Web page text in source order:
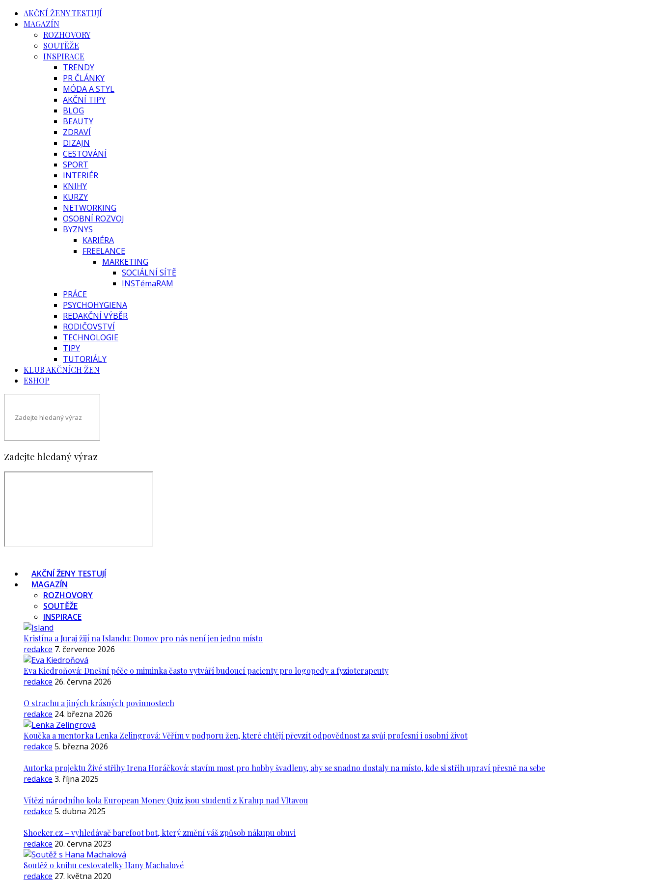
AKČNÍ ŽENY TESTUJÍ
MAGAZÍN
ROZHOVORY
SOUTĚŽE
INSPIRACE
TRENDY
PR ČLÁNKY
MÓDA A STYL
AKČNÍ TIPY
BLOG
BEAUTY
ZDRAVÍ
DIZAJN
CESTOVÁNÍ
SPORT
INTERIÉR
KNIHY
KURZY
NETWORKING
OSOBNÍ ROZVOJ
BYZNYS
KARIÉRA
FREELANCE
MARKETING
SOCIÁLNÍ SÍTĚ
INSTémaRAM
PRÁCE
PSYCHOHYGIENA
REDAKČNÍ VÝBĚR
RODIČOVSTVÍ
TECHNOLOGIE
TIPY
TUTORIÁLY
KLUB AKČNÍCH ŽEN
ESHOP
Zadejte hledaný výraz
AKČNÍ ŽENY TESTUJÍ
MAGAZÍN
ROZHOVORY
SOUTĚŽE
INSPIRACE
Kristína a Juraj žijí na Islandu: Domov pro nás není jen jedno místo
redakce 7. července 2026
Eva Kiedroňová: Dnešní péče o miminka často vytváří budoucí pacienty pro logopedy a fyzioterapeuty
redakce 26. června 2026
O strachu a jiných krásných povinnostech
redakce 24. března 2026
Koučka a mentorka Lenka Zelingrová: Věřím v podporu žen, které chtějí převzít odpovědnost za svůj profesní i osobní život
redakce 5. března 2026
Autorka projektu Živé střihy Irena Horáčková: stavím most pro hobby švadleny, aby se snadno dostaly na místo, kde si střih upraví přesně na sebe
redakce 3. října 2025
Vítězi národního kola European Money Quiz jsou studenti z Kralup nad Vltavou
redakce 5. dubna 2025
Shoeker.cz – vyhledávač barefoot bot, který změní váš způsob nákupu obuvi
redakce 20. června 2023
Soutěž o knihu cestovatelky Hany Machalové
redakce 27. května 2020